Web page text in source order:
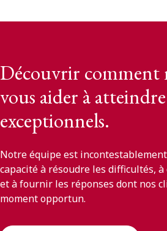
Découvrir comment
vous aider à
exceptionnels.
Notre équipe est
capacité à résoudre les difficultés,
et à fournir les réponses dont nos
moment opportun.